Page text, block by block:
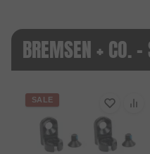
BREMSEN + CO. -
SALE